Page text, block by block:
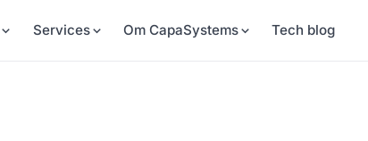
Services Om CapaSystems Tech blog